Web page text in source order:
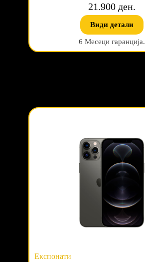
21.900 ден.
Види детали
6 Месеци гаранција.
Експонати